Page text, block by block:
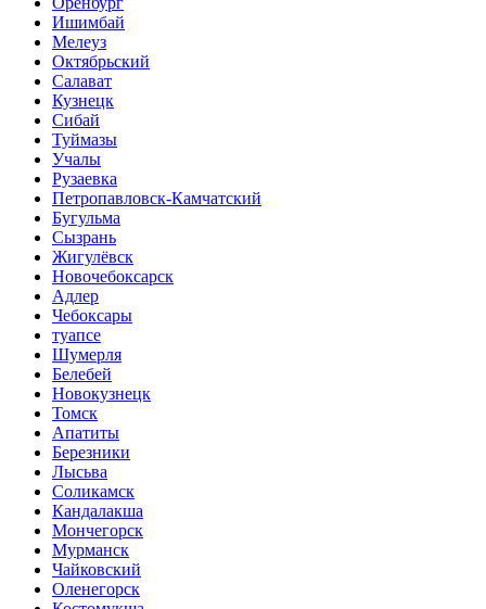
Ишимбай
Мелеуз
Октябрьский
Салават
Кузнецк
Сибай
Туймазы
Учалы
Рузаевка
Петропавловск-Камчатский
Бугульма
Сызрань
Жигулёвск
Новочебоксарск
Адлер
Чебоксары
туапсе
Шумерля
Белебей
Новокузнецк
Томск
Апатиты
Березники
Лысьва
Соликамск
Кандалакша
Мончегорск
Мурманск
Чайковский
Оленегорск